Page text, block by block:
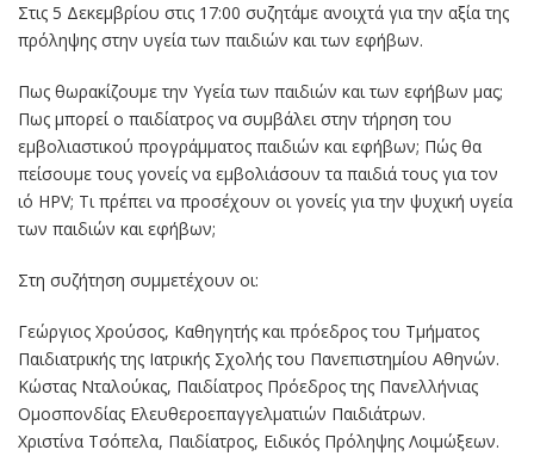
Στις 5 Δεκεμβρίου στις 17:00 συζητάμε ανοιχτά για την αξία της
πρόληψης στην υγεία των παιδιών και των εφήβων.
Πως θωρακίζουμε την Υγεία των παιδιών και των εφήβων μας;
Πως μπορεί ο παιδίατρος να συμβάλει στην τήρηση του
εμβολιαστικού προγράμματος παιδιών και εφήβων; Πώς θα
πείσουμε τους γονείς να εμβολιάσουν τα παιδιά τους για τον
ιό HPV; Τι πρέπει να προσέχουν οι γονείς για την ψυχική υγεία
των παιδιών και εφήβων;
Στη συζήτηση συμμετέχουν οι:
Γεώργιος Χρούσος, Καθηγητής και πρόεδρος του Τμήματος
Παιδιατρικής της Ιατρικής Σχολής του Πανεπιστημίου Αθηνών.
Κώστας Νταλούκας, Παιδίατρος Πρόεδρος της Πανελλήνιας
Ομοσπονδίας Ελευθεροεπαγγελματιών Παιδιάτρων.
Χριστίνα Τσόπελα, Παιδίατρος, Ειδικός Πρόληψης Λοιμώξεων.